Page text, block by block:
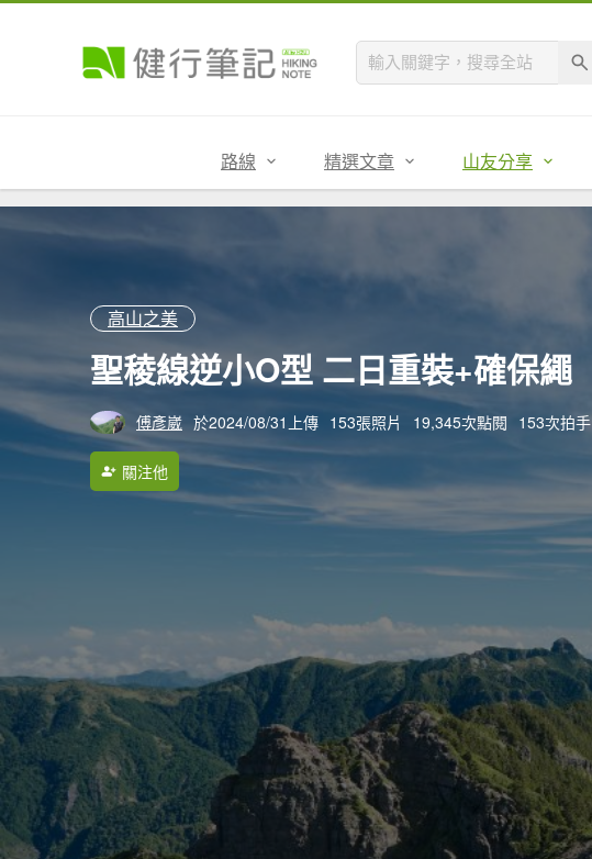
路線 精選文章 山友分享
高山之美
聖稜線逆小O型 二日重裝+確保繩
傅彥崴 於2024/08/31上傳 153張照片 19,345次點閱 153次拍手
關注他